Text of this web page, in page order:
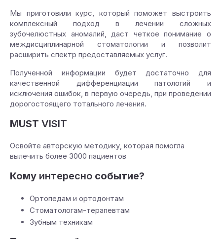
Мы приготовили курс, который поможет выстроить
комплексный подход в лечении сложных
зубочелюстных аномалий, даст четкое понимание о
междисциплинарной стоматологии и позволит
расширить спектр предоставляемых услуг.
Полученной информации будет достаточно для
качественной дифференциации патологий и
исключения ошибок, в первую очередь, при проведении
дорогостоящего тотального лечения.
MUST VISIT
Освойте авторскую методику, которая помогла
вылечить более 3000 пациентов
Кому интересно событие?
Ортопедам и ортодонтам
Стоматологам-терапевтам
Зубным техникам